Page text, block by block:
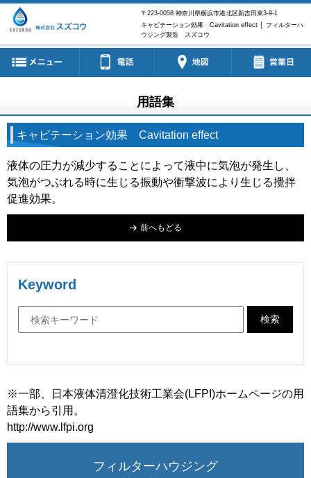
〒223-0058 神奈川県横浜市港北区新吉田東3-9-1
キャビテーション効果 Cavitation effect │ フィルターハ
ウジング製造 スズコウ
用語集
キャビテーション効果 Cavitation effect
液体の圧力が減少することによって液中に気泡が発生し、
気泡がつぶれる時に生じる振動や衝撃波により生じる攪拌
促進効果。
前へもどる
Keyword
検索
※一部、日本液体清澄化技術工業会(LFPI)ホームページの用
語集から引用。
http://www.lfpi.org
フィルターハウジング